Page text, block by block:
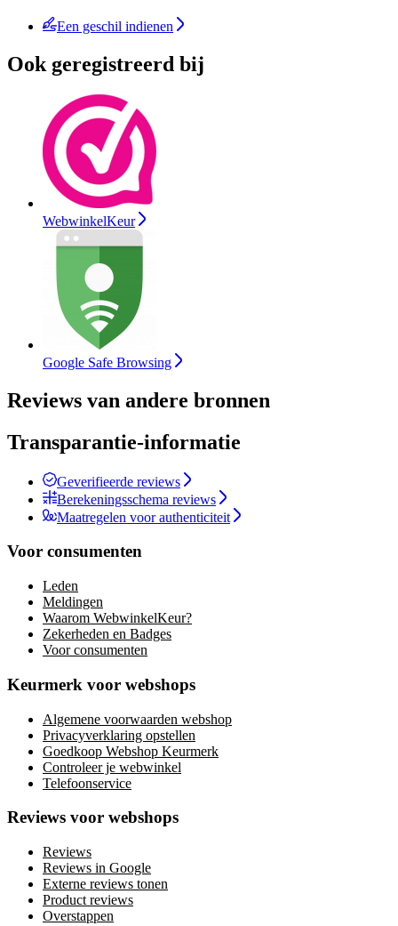
Een geschil indienen
Ook geregistreerd bij
WebwinkelKeur
Google Safe Browsing
Reviews van andere bronnen
Transparantie-informatie
Geverifieerde reviews
Berekeningsschema reviews
Maatregelen voor authenticiteit
Voor consumenten
Leden
Meldingen
Waarom WebwinkelKeur?
Zekerheden en Badges
Voor consumenten
Keurmerk voor webshops
Algemene voorwaarden webshop
Privacyverklaring opstellen
Goedkoop Webshop Keurmerk
Controleer je webwinkel
Telefoonservice
Reviews voor webshops
Reviews
Reviews in Google
Externe reviews tonen
Product reviews
Overstappen